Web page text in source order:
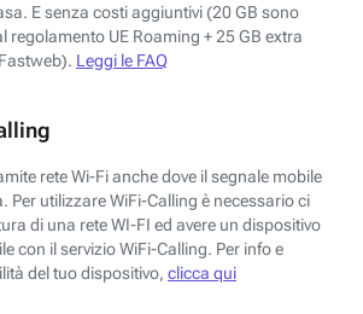
E senza costi aggiuntivi (20 GB sono
regolamento UE Roaming + 25 GB extra
Leggi le FAQ
rete Wi-Fi anche dove il segnale mobile
Per utilizzare WiFi-Calling è necessario ci
di una rete WI-FI ed avere un dispositivo
con il servizio WiFi-Calling. Per info e
del tuo dispositivo, clicca qui